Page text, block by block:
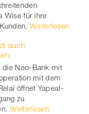
Wise für ihre
Weiterlesen
auch
die Neo-Bank mit
mit dem
öffnet Yapeal-
zu
Weiterlesen